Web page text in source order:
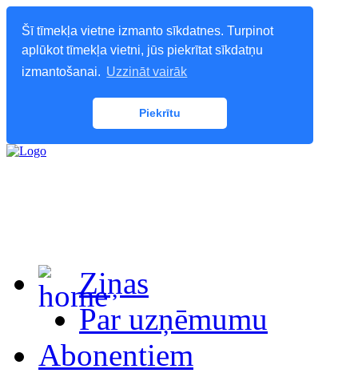
Šī tīmekļa vietne izmanto sīkdatnes. Turpinot
aplūkot tīmekļa vietni, jūs piekrītat sīkdatņu
izmantošanai. Uzzināt vairāk
Piekrītu
Ziņas
Par uzņēmumu
Abonentiem